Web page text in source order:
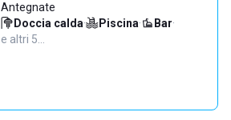
Antegnate
Doccia calda· Piscina· Bar·
e altri 5…